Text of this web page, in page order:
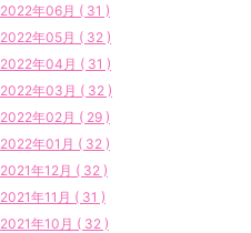
2022年06月 ( 31 )
2022年05月 ( 32 )
2022年04月 ( 31 )
2022年03月 ( 32 )
2022年02月 ( 29 )
2022年01月 ( 32 )
2021年12月 ( 32 )
2021年11月 ( 31 )
2021年10月 ( 32 )